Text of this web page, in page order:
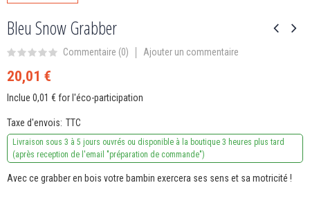
Bleu Snow Grabber
Commentaire (0) Ajouter un commentaire
20,01 €
Inclue 0,01 € for l'éco-participation
Taxe d'envois TTC
Livraison sous 3 à 5 jours ouvrés ou disponible à la boutique 3 heures plus tard
(après reception de l'email "préparation de commande")
Avec ce grabber en bois votre bambin exercera ses sens et sa motricité !